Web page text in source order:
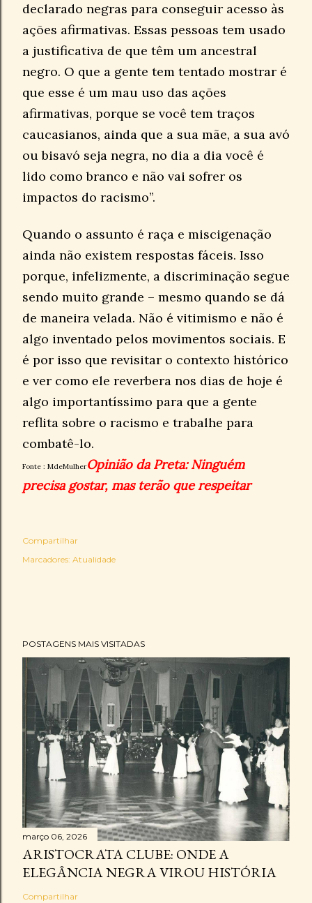
declarado negras para conseguir acesso às
ações afirmativas. Essas pessoas tem usado
a justificativa de que têm um ancestral
negro. O que a gente tem tentado mostrar é
que esse é um mau uso das ações
afirmativas, porque se você tem traços
caucasianos, ainda que a sua mãe, a sua avó
ou bisavó seja negra, no dia a dia você é
lido como branco e não vai sofrer os
impactos do racismo”.
Quando o assunto é raça e miscigenação
ainda não existem respostas fáceis. Isso
porque, infelizmente, a discriminação segue
sendo muito grande – mesmo quando se dá
de maneira velada. Não é vitimismo e não é
algo inventado pelos movimentos sociais. E
é por isso que revisitar o contexto histórico
e ver como ele reverbera nos dias de hoje é
algo importantíssimo para que a gente
reflita sobre o racismo e trabalhe para
combatê-lo.
Fonte : MdeMulherOpinião da Preta: Ninguém
precisa gostar, mas terão que respeitar
Compartilhar
Marcadores: Atualidade
POSTAGENS MAIS VISITADAS
março 06, 2026
ARISTOCRATA CLUBE: ONDE A
ELEGÂNCIA NEGRA VIROU HISTÓRIA
Compartilhar